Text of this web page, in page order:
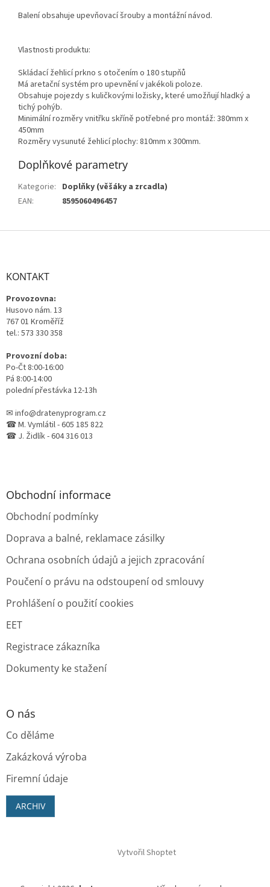
Balení obsahuje upevňovací šrouby a montážní návod.
Vlastnosti produktu:
Skládací žehlicí prkno s otočením o 180 stupňů
Má aretační systém pro upevnění v jakékoli poloze.
Obsahuje pojezdy s kuličkovými ložisky, které umožňují hladký a
tichý pohýb.
Minimální rozměry vnitřku skříně potřebné pro montáž: 380mm x
450mm
Rozměry vysunuté žehlicí plochy: 810mm x 300mm.
Doplňkové parametry
Kategorie: Doplňky (věšáky a zrcadla)
EAN: 8595060496457
Z
KONTAKT
Provozovna:
Husovo nám. 13
767 01 Kroměříž
tel.: 573 330 358
Provozní doba:
Po-Čt 8:00-16:00
Pá 8:00-14:00
polední přestávka 12-13h
✉ info@dratenyprogram.cz
☎ M. Vymlátil - 605 185 822
☎ J. Židlík - 604 316 013
Obchodní informace
Obchodní podmínky
Doprava a balné, reklamace zásilky
Ochrana osobních údajů a jejich zpracování
Poučení o právu na odstoupení od smlouvy
Prohlášení o použití cookies
EET
Registrace zákazníka
Dokumenty ke stažení
O nás
Co děláme
Zakázková výroba
Firemní údaje
ARCHIV
Vytvořil Shoptet